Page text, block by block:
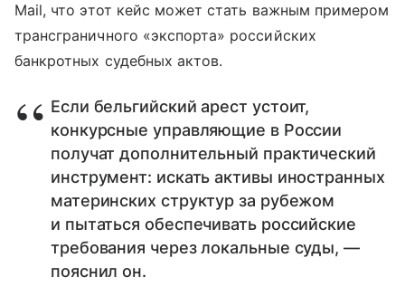
Mail, что этот кейс может стать важным примером
трансграничного «экспорта» российских
банкротных судебных актов.
Если бельгийский арест устоит,
конкурсные управляющие в России
получат дополнительный практический
инструмент: искать активы иностранных
материнских структур за рубежом
и пытаться обеспечивать российские
требования через локальные суды, —
пояснил он.